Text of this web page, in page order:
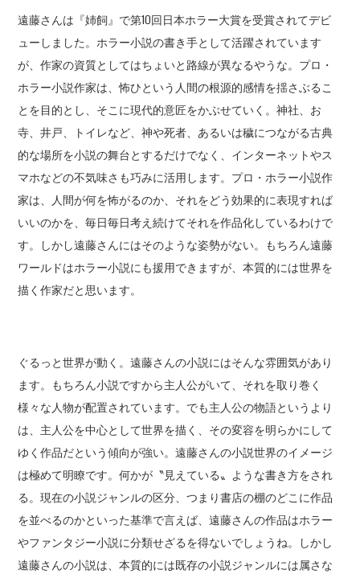
遠藤さんは『姉飼』で第10回日本ホラー大賞を受賞されてデビ
ューしました。ホラー小説の書き手として活躍されています
が、作家の資質としてはちょいと路線が異なるやうな。プロ・
ホラー小説作家は、怖ひという人間の根源的感情を揺さぶるこ
とを目的とし、そこに現代的意匠をかぶせていく。神社、お
寺、井戸、トイレなど、神や死者、あるいは穢につながる古典
的な場所を小説の舞台とするだけでなく、インターネットやス
マホなどの不気味さも巧みに活用します。プロ・ホラー小説作
家は、人間が何を怖がるのか、それをどう効果的に表現すれば
いいのかを、毎日毎日考え続けてそれを作品化しているわけで
す。しかし遠藤さんにはそのような姿勢がない。もちろん遠藤
ワールドはホラー小説にも援用できますが、本質的には世界を
描く作家だと思います。
ぐるっと世界が動く。遠藤さんの小説にはそんな雰囲気があり
ます。もちろん小説ですから主人公がいて、それを取り巻く
様々な人物が配置されています。でも主人公の物語というより
は、主人公を中心として世界を描く、その変容を明らかにして
ゆく作品だという傾向が強い。遠藤さんの小説世界のイメージ
は極めて明瞭です。何かが〝見えている〟ような書き方をされ
る。現在の小説ジャンルの区分、つまり書店の棚のどこに作品
を並べるのかといった基準で言えば、遠藤さんの作品はホラー
やファンタジー小説に分類せざるを得ないでしょうね。しかし
遠藤さんの小説は、本質的には既存の小説ジャンルには属さな